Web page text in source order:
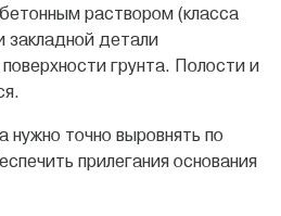
раствором (класса
закладной детали
грунта. Полости и
нужно точно выровнять по
прилегания основания